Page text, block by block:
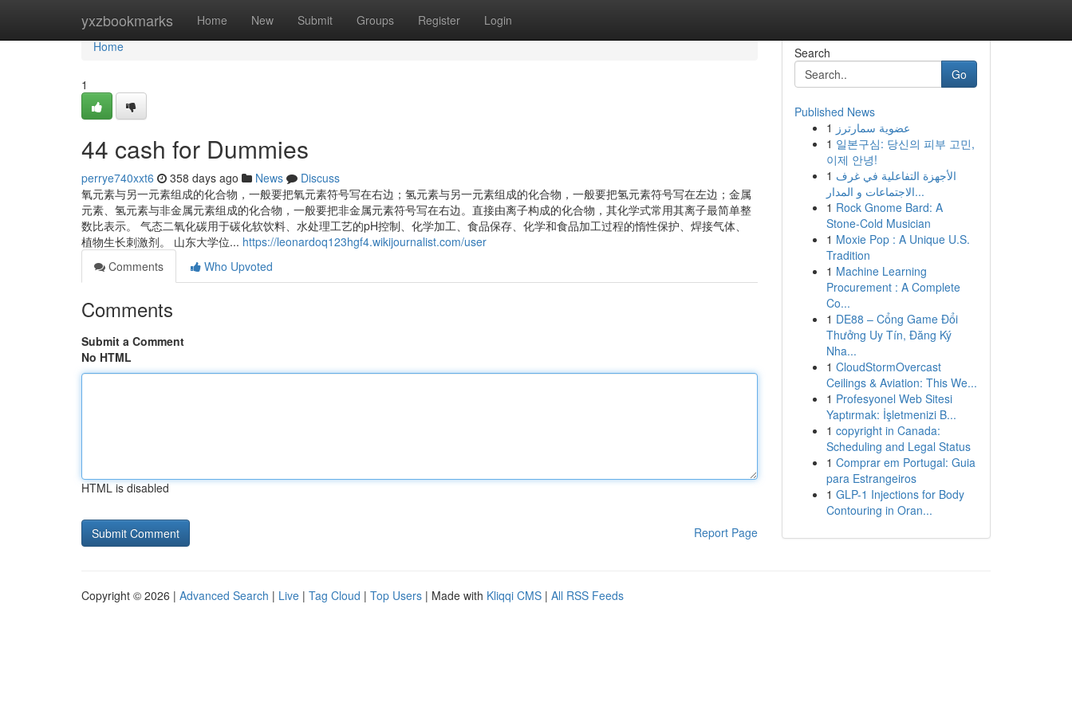
yxzbookmarks Home New Submit Groups Register Login
Home
Home
1
44 cash for Dummies
perrye740xxt6 358 days ago News
Discuss
氧元素与另一元素组成的化合物，一般要把氧元素符号写在右边；氢元素与另一元素组成的化合物，一般要把氢元素符号写在左边；金属
元素、氢元素与非金属元素组成的化合物，一般要把非金属元素符号写在右边。直接由离子构成的化合物，其化学式常用其离子最简单整
数比表示。 气态二氧化碳用于碳化软饮料、水处理工艺的pH控制、化学加工、食品保存、化学和食品加工过程的惰性保护、焊接气体、
植物生长刺激剂。 山东大学位... https://leonardoq123hgf4.wikijournalist.com/user
Comments
Who Upvoted
Comments
Submit a Comment
No HTML
HTML is disabled
Report Page
Search
Go
Published News
1 عضوية سمارترز
1 일본구심: 당신의 피부 고민,
이제 안녕!
1 الأجهزة التفاعلية في غرف
الاجتماعات و المدار...
1 Rock Gnome Bard: A
Stone-Cold Musician
1 Moxie Pop : A Unique U.S.
Tradition
1 Machine Learning
Procurement : A Complete
Co...
1 DE88 – Cổng Game Đổi
Thưởng Uy Tín, Đăng Ký
Nha...
1 CloudStormOvercast
Ceilings & Aviation: This We...
1 Profesyonel Web Sitesi
Yaptırmak: İşletmenizi B...
1 copyright in Canada:
Scheduling and Legal Status
1 Comprar em Portugal: Guia
para Estrangeiros
1 GLP-1 Injections for Body
Contouring in Oran...
Copyright © 2026 | Advanced Search | Live | Tag Cloud | Top Users | Made with Kliqqi CMS | All RSS Feeds